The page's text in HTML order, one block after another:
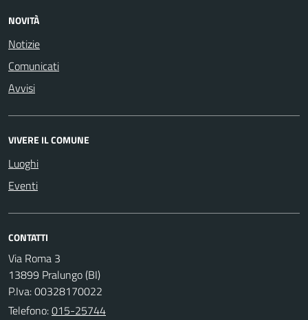
NOVITÀ
Notizie
Comunicati
Avvisi
VIVERE IL COMUNE
Luoghi
Eventi
CONTATTI
Via Roma 3
13899 Pralungo (BI)
P.Iva: 00328170022
Telefono:015-25744